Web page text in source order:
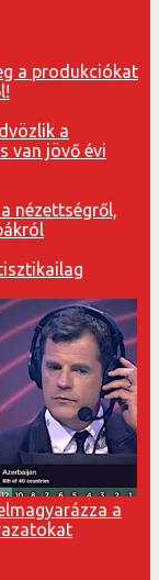
a produkciókat
a
van jövő évi
nézettségről,
a